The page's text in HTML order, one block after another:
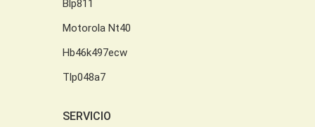
Blp811
Motorola Nt40
Hb46k497ecw
Tlp048a7
SERVICIO